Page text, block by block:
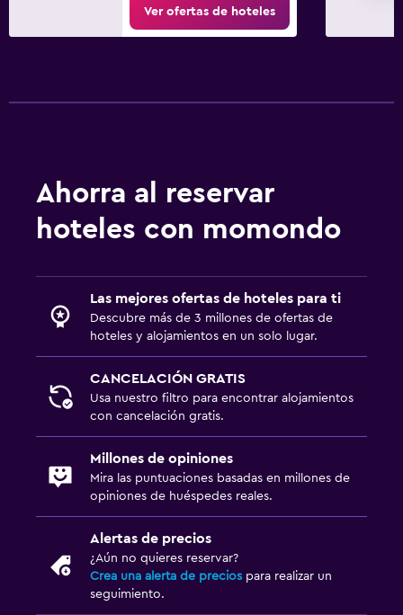
Ver ofertas de hoteles
Ahorra al reservar
hoteles con momondo
Las mejores ofertas de hoteles para ti
Descubre más de 3 millones de ofertas de
hoteles y alojamientos en un solo lugar.
CANCELACIÓN GRATIS
Usa nuestro filtro para encontrar alojamientos
con cancelación gratis.
Millones de opiniones
Mira las puntuaciones basadas en millones de
opiniones de huéspedes reales.
Alertas de precios
¿Aún no quieres reservar?
Crea una alerta de precios para realizar un
seguimiento.